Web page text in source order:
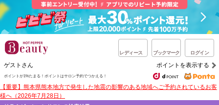
レディース ブックマーク ログイン
ゲストさん ポイントを表示する
ポイントが1%たまる！ ポイントはサロン予約でつかえる！
【重要】熊本県熊本地方で発生した地震の影響のある地域へご予約されているお客
様へ（2026年7月28日）